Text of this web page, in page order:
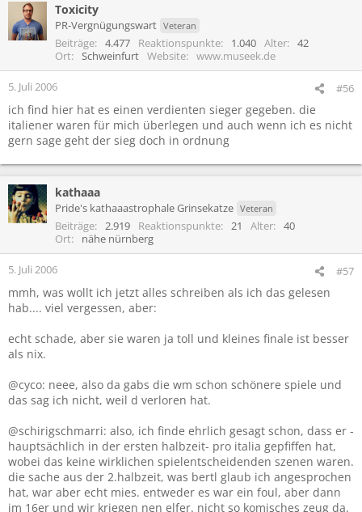
Toxicity
PR-Vergnügungswart Veteran
Beiträge 4.477 Reaktionspunkte 1.040 Alter
42
Ort
Schweinfurt Website www.museek.de
5. Juli 2006 #56
ich find hier hat es einen verdienten sieger gegeben. die
italiener waren für mich überlegen und auch wenn ich es nicht
gern sage geht der sieg doch in ordnung
kathaaa
Pride's kathaaastrophale Grinsekatze Veteran
Beiträge 2.919 Reaktionspunkte 21 Alter
40
Ort
nähe nürnberg
5. Juli 2006 #57
mmh, was wollt ich jetzt alles schreiben als ich das gelesen
hab.... viel vergessen, aber:
echt schade, aber sie waren ja toll und kleines finale ist besser
als nix.
@cyco: neee, also da gabs die wm schon schönere spiele und
das sag ich nicht, weil d verloren hat.
@schirigschmarri: also, ich finde ehrlich gesagt schon, dass er -
hauptsächlich in der ersten halbzeit- pro italia gepfiffen hat,
wobei das keine wirklichen spielentscheidenden szenen waren.
die sache aus der 2.halbzeit, was bertl glaub ich angesprochen
hat, war aber echt mies. entweder es war ein foul, aber dann
im 16er und wir kriegen nen elfer. nicht so komisches zeug da.